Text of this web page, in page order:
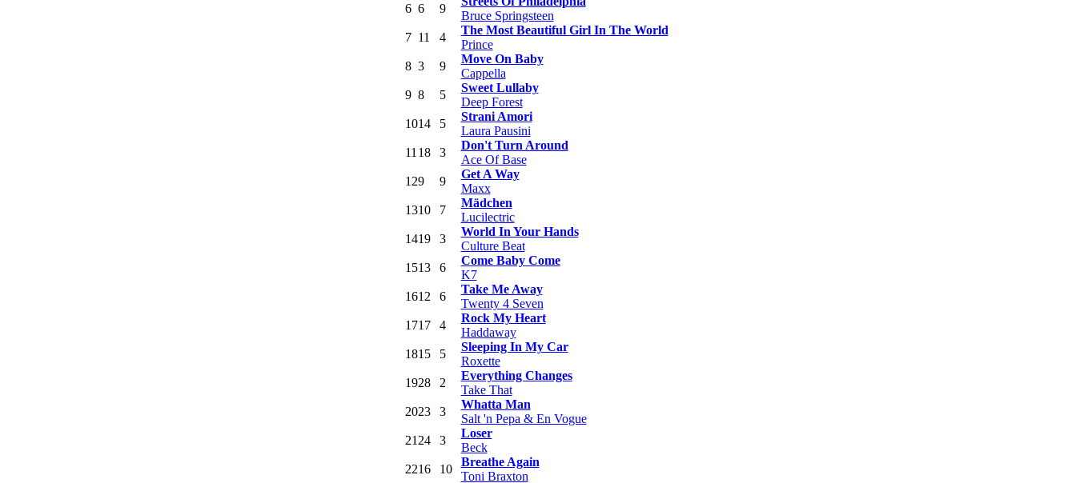
6 6 9
Bruce Springsteen
7 11 4
The Most Beautiful Girl In The World
Prince
8 3 9
Move On Baby
Cappella
9 8 5
Sweet Lullaby
Deep Forest
1014 5
Strani Amori
Laura Pausini
11 18 3
Don't Turn Around
Ace Of Base
129 9
Get A Way
Maxx
1310 7
Mädchen
Lucilectric
1419 3
World In Your Hands
Culture Beat
1513 6
Come Baby Come
K7
1612 6
Take Me Away
Twenty 4 Seven
1717 4
Rock My Heart
Haddaway
1815 5
Sleeping In My Car
Roxette
1928 2
Everything Changes
Take That
2023 3
Whatta Man
Salt 'n Pepa & En Vogue
21 24 3
Loser
Beck
2216 10
Breathe Again
Toni Braxton